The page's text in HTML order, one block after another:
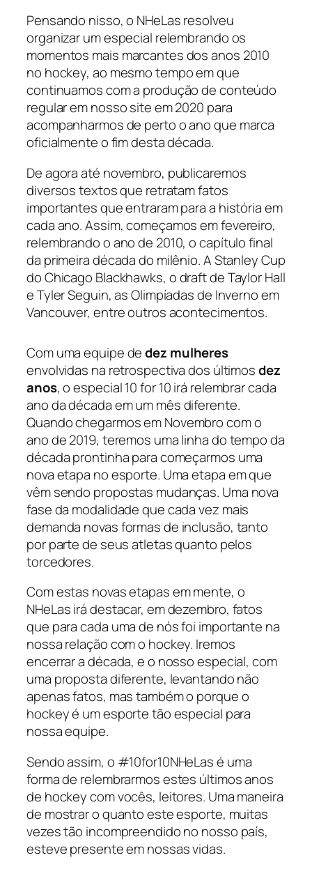
Pensando nisso, o NHeLas resolveu
organizar um especial relembrando os
momentos mais marcantes dos anos 2010
no hockey, ao mesmo tempo em que
continuamos com a produção de conteúdo
regular em nosso site em 2020 para
acompanharmos de perto o ano que marca
oficialmente o fim desta década.
De agora até novembro, publicaremos
diversos textos que retratam fatos
importantes que entraram para a história em
cada ano. Assim, começamos em fevereiro,
relembrando o ano de 2010, o capítulo final
da primeira década do milênio. A Stanley Cup
do Chicago Blackhawks, odraftde Taylor Hall
e Tyler Seguin, as Olimpíadas de Inverno em
Vancouver, entre outros acontecimentos.
Com uma equipe dedez mulheres
envolvidas na retrospectiva dos últimosdez
anos, o especial10 for 10irá relembrar cada
ano da década em um mês diferente.
Quando chegarmos em Novembro com o
ano de 2019, teremos uma linha do tempo da
década prontinha para começarmos uma
nova etapa no esporte. Uma etapa em que
vêm sendo propostas mudanças. Uma nova
fase da modalidade que cada vez mais
demanda novas formas de inclusão, tanto
por parte de seus atletas quanto pelos
torcedores.
Com estas novas etapas em mente, o
NHeLas irá destacar, em dezembro, fatos
que para cada uma de nós foi importante na
nossa relação com o hockey. Iremos
encerrar a década, e o nosso especial, com
uma proposta diferente, levantando não
apenas fatos, mas também o porque o
hockey é um esporte tão especial para
nossa equipe.
Sendo assim, o #10for10NHeLas é uma
forma de relembrarmos estes últimos anos
de hockey com vocês, leitores. Uma maneira
de mostrar o quanto este esporte, muitas
vezes tão incompreendido no nosso país,
esteve presente em nossas vidas.